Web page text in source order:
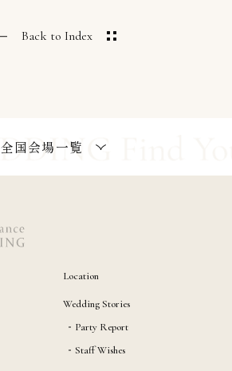
Back to Index
全国会場一覧
Location
Wedding Stories
Party Report
Staff Wishes